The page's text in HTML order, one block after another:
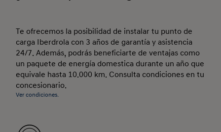
Te ofrecemos la posibilidad de instalar tu punto de
carga Iberdrola con 3 años de garantía y asistencia
24/7. Además, podrás beneficiarte de ventajas como
un paquete de energía domestica durante un año que
equivale hasta 10.000 km. Consulta condiciones en tu
concesionario.
Ver condiciones.